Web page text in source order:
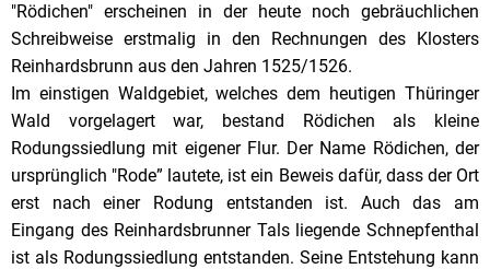
"Rödichen" erscheinen in der heute noch gebräuchlichen
Schreibweise erstmalig in den Rechnungen des Klosters
Reinhardsbrunn aus den Jahren 1525/1526.
Im einstigen Waldgebiet, welches dem heutigen Thüringer
Wald vorgelagert war, bestand Rödichen als kleine
Rodungssiedlung mit eigener Flur. Der Name Rödichen, der
ursprünglich "Rode” lautete, ist ein Beweis dafür, dass der Ort
erst nach einer Rodung entstanden ist. Auch das am
Eingang des Reinhardsbrunner Tals liegende Schnepfenthal
ist als Rodungssiedlung entstanden. Seine Entstehung kann